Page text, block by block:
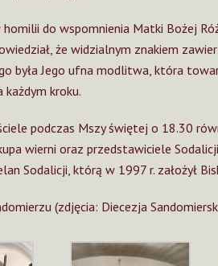
do wspomnienia Matki Bożej
że widzialnym znakiem
była Jego ufna modlitwa, która
kroku.
podczas Mszy świętej o 18.30
wierni oraz przedstawiciele
Sodalicji, którą w 1997 r. założył
(zdjęcia: Diecezja